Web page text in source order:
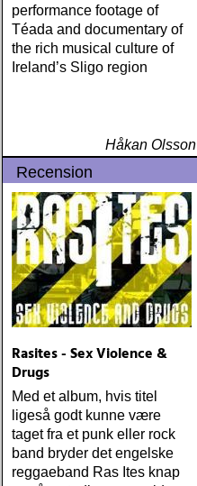
performance footage of
Téada and documentary of
the rich musical culture of
Ireland’s Sligo region
Håkan Olsson
Recension
Rasites - Sex Violence &
Drugs
Med et album, hvis titel
ligeså godt kunne være
taget fra et punk eller rock
band bryder det engelske
reggaeband Ras Ites knap